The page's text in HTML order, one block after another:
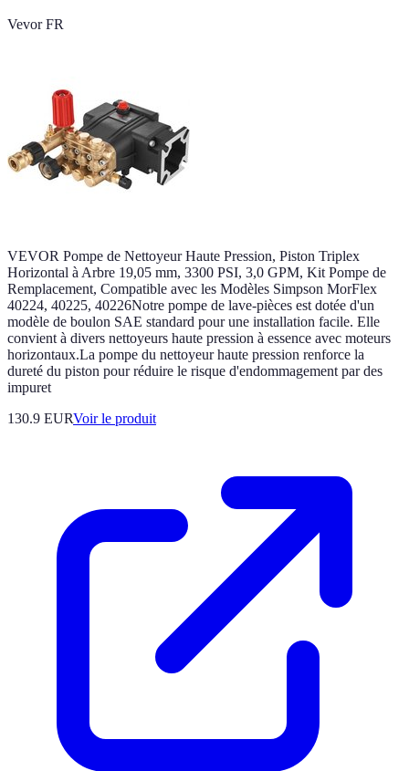
Vevor FR
VEVOR Pompe de Nettoyeur Haute Pression, Piston Triplex
Horizontal à Arbre 19,05 mm, 3300 PSI, 3,0 GPM, Kit Pompe de
Remplacement, Compatible avec les Modèles Simpson MorFlex
40224, 40225, 40226Notre pompe de lave-pièces est dotée d'un
modèle de boulon SAE standard pour une installation facile. Elle
convient à divers nettoyeurs haute pression à essence avec moteurs
horizontaux.La pompe du nettoyeur haute pression renforce la
dureté du piston pour réduire le risque d'endommagement par des
impuret
130.9 EURVoir le produit